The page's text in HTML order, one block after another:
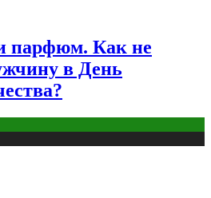
парфюм. Как не
в День